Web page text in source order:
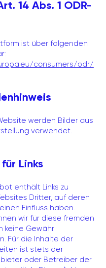
14 Abs. 1 ODR-
ist über folgenden
consumers/odr/
werden Bilder aus
verwendet.
Links
enthält Links zu
Dritter, auf deren
Einfluss haben.
wir für diese fremden
keine Gewähr
Für die Inhalte der
ist stets der
oder Betreiber der